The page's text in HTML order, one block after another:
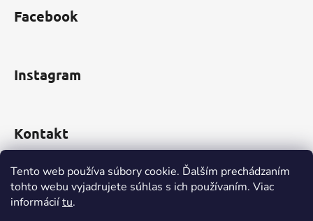
Tento web používa súbory cookie. Ďalším prechádzaním
tohto webu vyjadrujete súhlas s ich používaním. Viac
informáciítu.
Facebook
Instagram
Kontakt
obchod@incomp.sk
0910 999 552